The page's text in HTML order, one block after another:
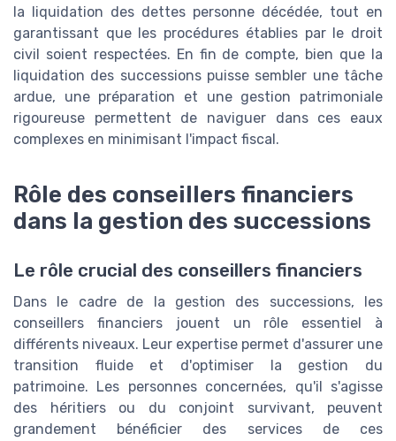
la liquidation des dettes personne décédée, tout en
garantissant que les procédures établies par le droit
civil soient respectées. En fin de compte, bien que la
liquidation des successions puisse sembler une tâche
ardue, une préparation et une gestion patrimoniale
rigoureuse permettent de naviguer dans ces eaux
complexes en minimisant l'impact fiscal.
Rôle des conseillers financiers
dans la gestion des successions
Le rôle crucial des conseillers financiers
Dans le cadre de la gestion des successions, les
conseillers financiers jouent un rôle essentiel à
différents niveaux. Leur expertise permet d'assurer une
transition fluide et d'optimiser la gestion du
patrimoine. Les personnes concernées, qu'il s'agisse
des héritiers ou du conjoint survivant, peuvent
grandement bénéficier des services de ces